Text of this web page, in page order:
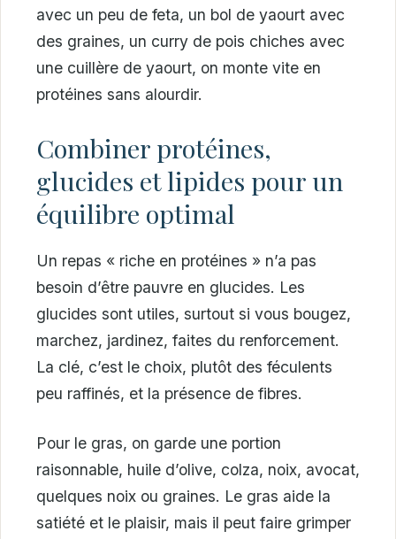
avec un peu de feta, un bol de yaourt avec
des graines, un curry de pois chiches avec
une cuillère de yaourt, on monte vite en
protéines sans alourdir.
Combiner protéines,
glucides et lipides pour un
équilibre optimal
Un repas « riche en protéines » n’a pas
besoin d’être pauvre en glucides. Les
glucides sont utiles, surtout si vous bougez,
marchez, jardinez, faites du renforcement.
La clé, c’est le choix, plutôt des féculents
peu raffinés, et la présence de fibres.
Pour le gras, on garde une portion
raisonnable, huile d’olive, colza, noix, avocat,
quelques noix ou graines. Le gras aide la
satiété et le plaisir, mais il peut faire grimper